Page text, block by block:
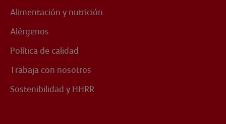
Alimentación y nutrición
Alérgenos
Política de calidad
Trabaja con nosotros
Sostenibilidad y HHRR